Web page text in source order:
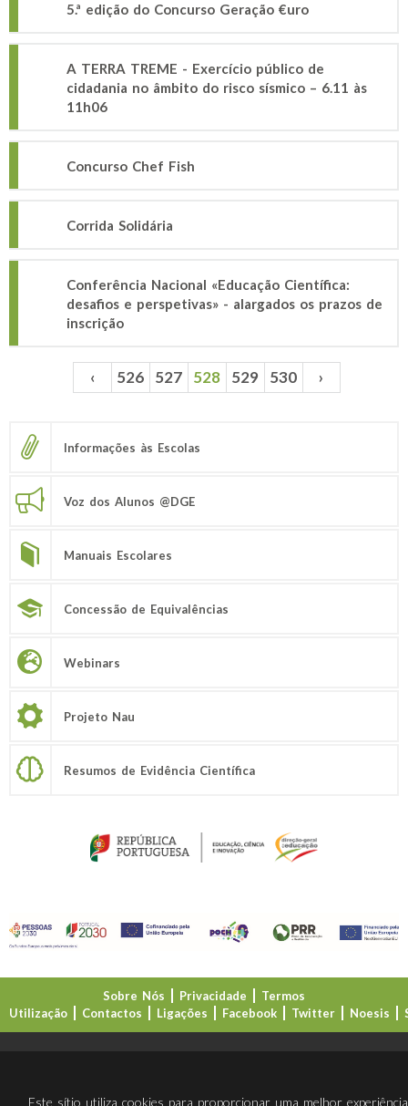
5.ª edição do Concurso Geração €uro
A TERRA TREME - Exercício público de
cidadania no âmbito do risco sísmico – 6.11 às
11h06
Concurso Chef Fish
Corrida Solidária
Conferência Nacional «Educação Científica:
desafios e perspetivas» - alargados os prazos de
inscrição
Páginas ‹ 526 527 528 529 530 ›
Informações às Escolas
Voz dos Alunos @DGE
Manuais Escolares
Concessão de Equivalências
Webinars
Projeto Nau
Resumos de Evidência Científica
Sobre Nós Privacidade
Termos
Utilização
Contactos Ligações Facebook Twitter Noesis
Este sítio utiliza cookies para proporcionar uma melhor